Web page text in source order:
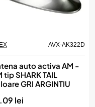
AVX-AK322D
auto activa AM -
tip SHARK TAIL
GRI ARGINTIU
lei